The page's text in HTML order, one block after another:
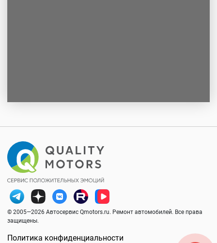
© 2005—2026 Автосервис Qmotors.ru. Ремонт автомобилей. Все права
защищены.
Политика конфиденциальности